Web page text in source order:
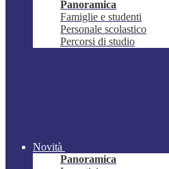
Panoramica
Famiglie e studenti
Personale scolastico
Percorsi di studio
Novità
Panoramica